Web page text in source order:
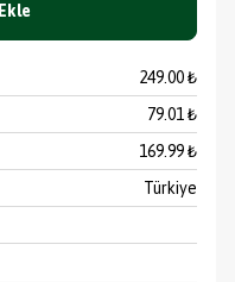
249.00 ₺
79.01 ₺
169.99 ₺
Türkiye